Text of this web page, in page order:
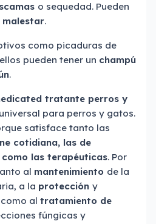
o sequedad. Pueden
malestar.
como picaduras de
pueden tener un champú
.
tratante perros y
para perros y gatos.
satisface tanto las
cotidiana, las de
las terapéuticas. Por
al mantenimiento de la
a la protección y
al tratamiento de
fúngicas y